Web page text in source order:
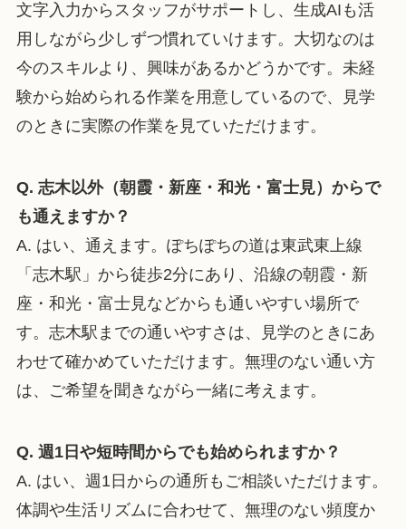
文字入力からスタッフがサポートし、生成AIも活
用しながら少しずつ慣れていけます。大切なのは
今のスキルより、興味があるかどうかです。未経
験から始められる作業を用意しているので、見学
のときに実際の作業を見ていただけます。
Q. 志木以外（朝霞・新座・和光・富士見）からで
も通えますか？
A. はい、通えます。ぽちぽちの道は東武東上線
「志木駅」から徒歩2分にあり、沿線の朝霞・新
座・和光・富士見などからも通いやすい場所で
す。志木駅までの通いやすさは、見学のときにあ
わせて確かめていただけます。無理のない通い方
は、ご希望を聞きながら一緒に考えます。
Q. 週1日や短時間からでも始められますか？
A. はい、週1日からの通所もご相談いただけます。
体調や生活リズムに合わせて、無理のない頻度か